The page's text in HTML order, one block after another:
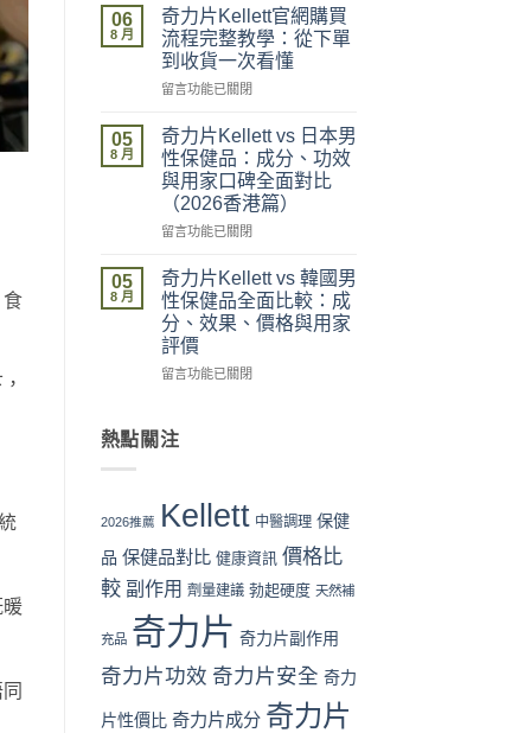
暖
價
格
攻
略：
官
優
惠、
多
盒
折
與
最
抵
購
買
時
力
片
Kellett
評
價
咪
可
信？
真
評
拆
解
與
理
性
購
南〉
中
06
8 月
奇力片Kellett官網購買
流程完整教學：從下單
到收貨一次看懂
在
力
片
Kellett
官
購
流
程
完
整
教
學：
單
到
一
次
看
中
留言功能已關閉
05
8 月
奇力片Kellett vs 日本男
性保健品：成分、功效
與用家口碑全面對比
（2026香港篇）
在
力
片
Kellett
vs
日
本
保
健
分、
效
用
口
碑
全
對
留言功能已關閉
05
8 月
奇力片Kellett vs 韓國男
性保健品全面比較：成
分、效果、價格與用家
評價
在
片
Kellett
國
性
健
全
比
成
留言功能已關閉
熱點關注
2026推薦 Kellett 中醫調理 保健
品 保健品對比 健康資訊 價格比
較 副作用 劑量建議 勃起硬度 天然補
充品 奇力片 奇力片副作用
奇力片功效 奇力片安全 奇力
片性價比 奇力片成分 奇力片